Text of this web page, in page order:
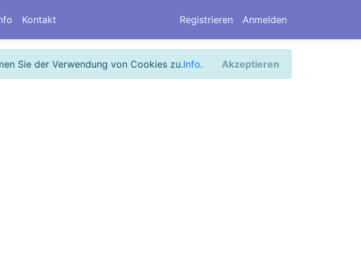
Registrieren Anmelden
Kontakt
Sie der Verwendung von Cookies zu.Info. Akzeptieren